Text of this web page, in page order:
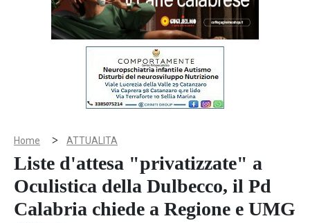
Home > ATTUALITA
Liste d'attesa "privatizzate" a
Oculistica della Dulbecco, il Pd
Calabria chiede a Regione e UMG